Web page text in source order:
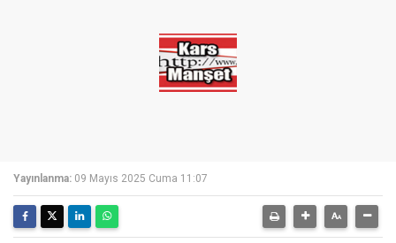
Yayınlanma: 09 Mayıs 2025 Cuma 11:07